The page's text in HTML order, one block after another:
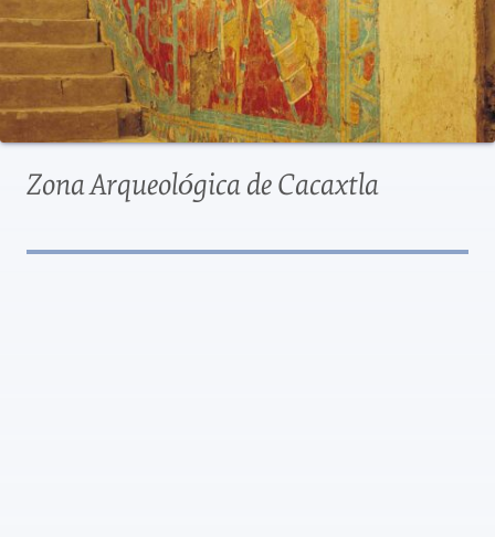
Zona Arqueológica de Cacaxtla